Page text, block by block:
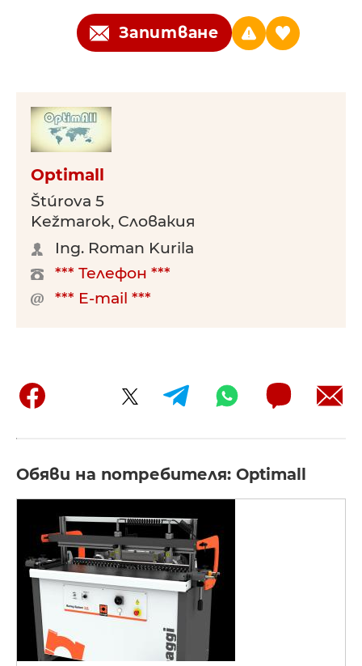
Запитване
Optimall
Štúrova 5
Kežmarok, Словакия
Ing. Roman Kurila
*** Телефон ***
*** E-mail ***
Обяви на потребителя: Optimall